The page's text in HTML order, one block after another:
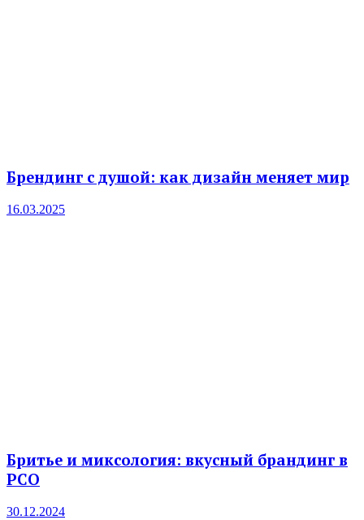
Брендинг с душой: как дизайн меняет мир
16.03.2025
Бритье и миксология: вкусный брандинг в
PCO
30.12.2024